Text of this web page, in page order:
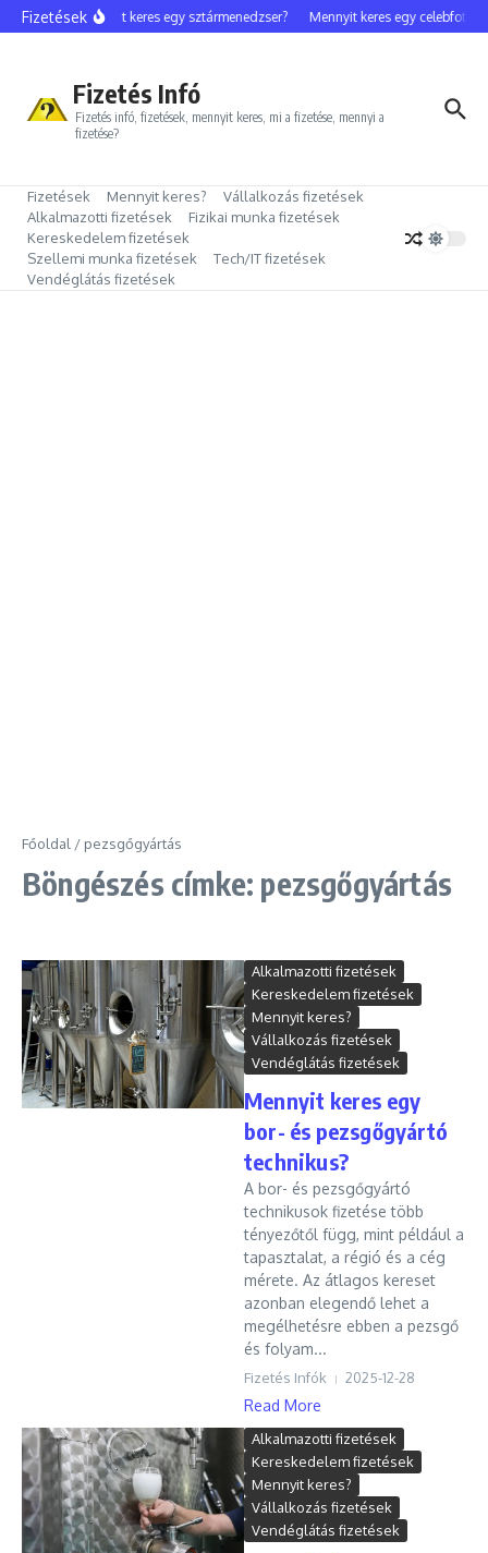
Ugrás a tartalomhoz
FizetésekMennyit keres egy sztármenedzser? Mennyit keres egy celebfotós?
Fizetés Infó
Fizetés infó, fizetések, mennyit keres, mi a fizetése, mennyi a
fizetése?
Fizetések Mennyit keres?
Vállalkozás fizetések
Alkalmazotti fizetések
Fizikai munka fizetések
Kereskedelem fizetések
Szellemi munka fizetések
Tech/IT fizetések
Vendéglátás fizetések
Főoldal / pezsgőgyártás
Böngészés címke: pezsgőgyártás
Alkalmazotti fizetések
Kereskedelem fizetések
Mennyit keres?
Vállalkozás fizetések
Vendéglátás fizetések
Mennyit keres egy
bor- és pezsgőgyártó
technikus?
A bor- és pezsgőgyártó
technikusok fizetése több
tényezőtől függ, mint például a
tapasztalat, a régió és a cég
mérete. Az átlagos kereset
azonban elegendő lehet a
megélhetésre ebben a pezsgő
és folyam...
Fizetés Infók 2025-12-28
Read More
Alkalmazotti fizetések
Kereskedelem fizetések
Mennyit keres?
Vállalkozás fizetések
Vendéglátás fizetések